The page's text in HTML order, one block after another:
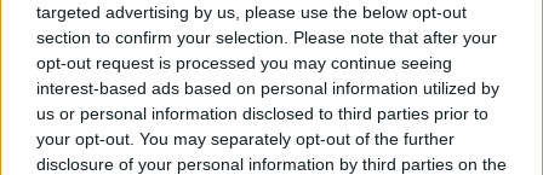
targeted advertising by us, please use the below opt-out
section to confirm your selection. Please note that after your
opt-out request is processed you may continue seeing
interest-based ads based on personal information utilized by
us or personal information disclosed to third parties prior to
your opt-out. You may separately opt-out of the further
disclosure of your personal information by third parties on the
(AP)
Προσθέστε το ΕΘΝΟΣ στη Google